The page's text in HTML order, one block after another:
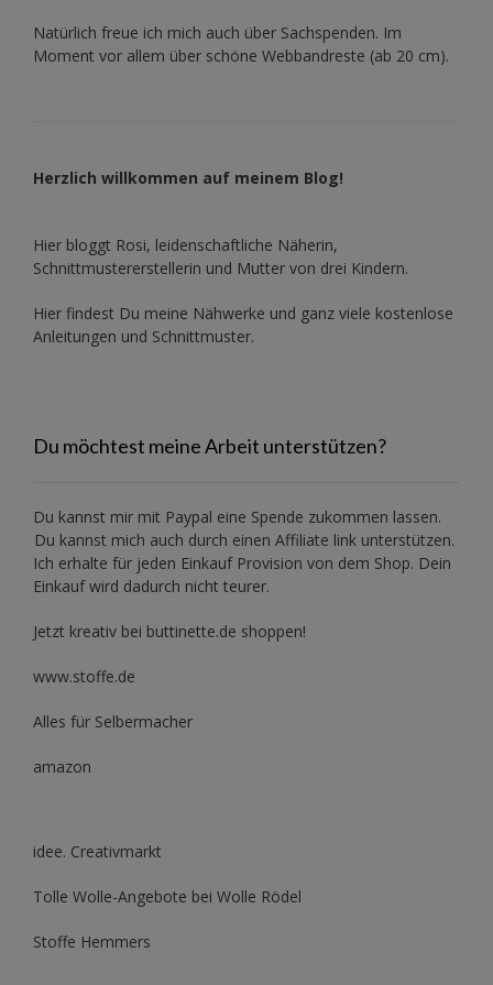
Natürlich freue ich mich auch über Sachspenden. Im
Moment vor allem über schöne Webbandreste (ab 20 cm).
Herzlich willkommen auf meinem Blog!
Hier bloggt Rosi, leidenschaftliche Näherin,
Schnittmustererstellerin und Mutter von drei Kindern.
Hier findest Du meine Nähwerke und ganz viele kostenlose
Anleitungen und Schnittmuster.
Du möchtest meine Arbeit unterstützen?
Du kannst mir mit Paypal eine Spende zukommen lassen.
Du kannst mich auch durch einen Affiliate link unterstützen.
Ich erhalte für jeden Einkauf Provision von dem Shop. Dein
Einkauf wird dadurch nicht teurer.
Jetzt kreativ bei buttinette.de shoppen!
www.stoffe.de
Alles für Selbermacher
amazon
idee. Creativmarkt
Tolle Wolle-Angebote bei Wolle Rödel
Stoffe Hemmers